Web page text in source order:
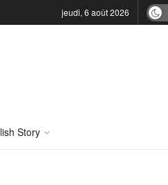
jeudi, 6 août 2026
Story